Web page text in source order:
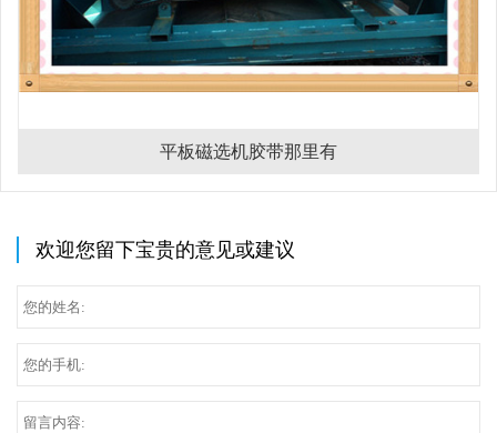
平板磁选机胶带那里有
欢迎您留下宝贵的意见或建议